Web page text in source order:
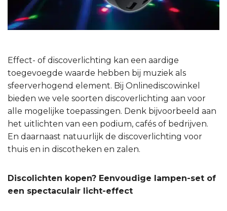
Effect- of discoverlichting kan een aardige
toegevoegde waarde hebben bij muziek als
sfeerverhogend element. Bij Onlinediscowinkel
bieden we vele soorten discoverlichting aan voor
alle mogelijke toepassingen. Denk bijvoorbeeld aan
het uitlichten van een podium, cafés of bedrijven.
En daarnaast natuurlijk de discoverlichting voor
thuis en in discotheken en zalen.
Discolichten kopen? Eenvoudige lampen-set of
een spectaculair licht-effect